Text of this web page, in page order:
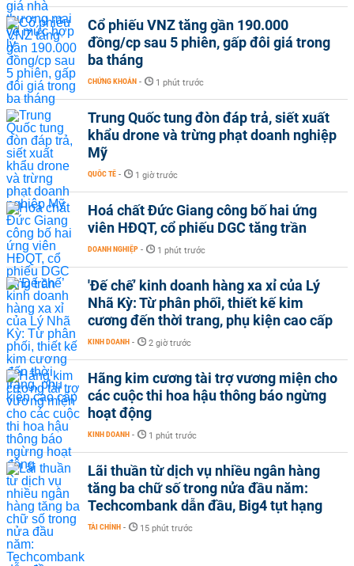
Cổ phiếu VNZ tăng gần 190.000
đồng/cp sau 5 phiên, gấp đôi giá trong
ba tháng
CHỨNG KHOÁN - 1 phút trước
Trung Quốc tung đòn đáp trả, siết xuất
khẩu drone và trừng phạt doanh nghiệp
Mỹ
QUỐC TẾ - 1 giờ trước
Hoá chất Đức Giang công bố hai ứng
viên HĐQT, cổ phiếu DGC tăng trần
DOANH NGHIỆP - 1 phút trước
'Đế chế’ kinh doanh hàng xa xỉ của Lý
Nhã Kỳ: Từ phân phối, thiết kế kim
cương đến thời trang, phụ kiện cao cấp
KINH DOANH - 2 giờ trước
Hãng kim cương tài trợ vương miện cho
các cuộc thi hoa hậu thông báo ngừng
hoạt động
KINH DOANH - 1 phút trước
Lãi thuần từ dịch vụ nhiều ngân hàng
tăng ba chữ số trong nửa đầu năm:
Techcombank dẫn đầu, Big4 tụt hạng
TÀI CHÍNH - 15 phút trước